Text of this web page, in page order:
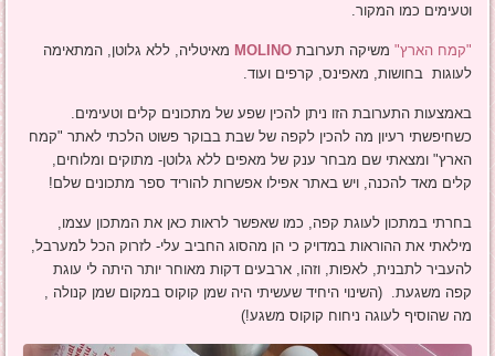
וטעימים כמו המקור.
"קמח הארץ" משיקה תערובתMOLINO מאיטליה, ללא גלוטן, המתאימה
לעוגות בחושות, מאפינס, קרפים ועוד.
באמצעות התערובת הזו ניתן להכין שפע של מתכונים קלים וטעימים.
כשחיפשתי רעיון מה להכין לקפה של שבת בבוקר פשוט הלכתי לאתר "קמח
הארץ" ומצאתי שם מבחר ענק של מאפים ללא גלוטן- מתוקים ומלוחים,
קלים מאד להכנה, ויש באתר אפילו אפשרות להוריד ספר מתכונים שלם!
בחרתי במתכון לעוגת קפה, כמו שאפשר לראות כאן את המתכון עצמו,
מילאתי את ההוראות במדויק כי הן מהסוג החביב עלי- לזרוק הכל למערבל,
להעביר לתבנית, לאפות, וזהו, ארבעים דקות מאוחר יותר היתה לי עוגת
קפה משגעת. (השינוי היחיד שעשיתי היה שמן קוקוס במקום שמן קנולה ,
מה שהוסיף לעוגה ניחוח קוקוס משגע!)